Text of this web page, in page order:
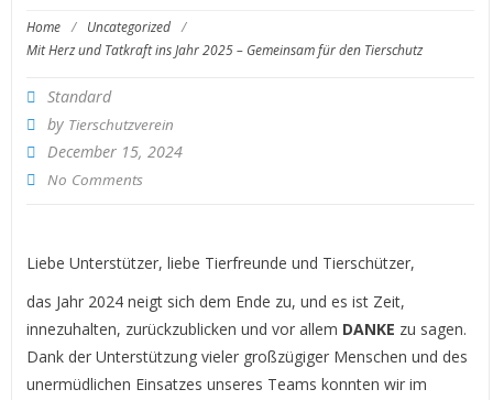
Home / Uncategorized /
Mit Herz und Tatkraft ins Jahr 2025 – Gemeinsam für den Tierschutz
Standard
by Tierschutzverein
December 15, 2024
No Comments
Liebe Unterstützer, liebe Tierfreunde und Tierschützer,
das Jahr 2024 neigt sich dem Ende zu, und es ist Zeit,
innezuhalten, zurückzublicken und vor allem DANKE zu sagen.
Dank der Unterstützung vieler großzügiger Menschen und des
unermüdlichen Einsatzes unseres Teams konnten wir im